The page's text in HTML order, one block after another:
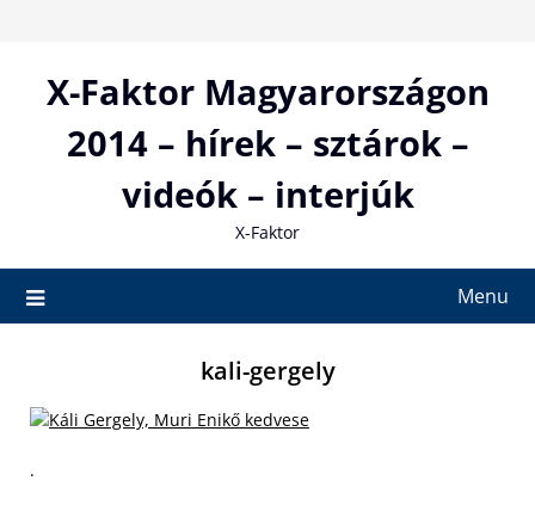
contentX-Faktor Magyarországon
2014 – hírek – sztárok –
videók – interjúk
X-Faktor
Menu
kali-gergely
.